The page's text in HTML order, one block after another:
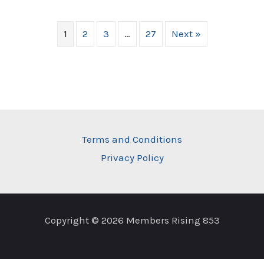
1 2 3 … 27 Next »
Terms and Conditions
Privacy Policy
Copyright © 2026 Members Rising 853